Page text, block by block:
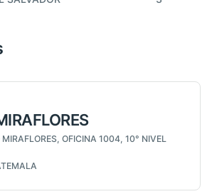
MIRAFLORES, OFICINA 1004, 10° NIVEL